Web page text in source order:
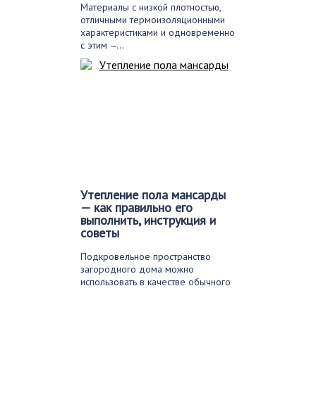
Материалы с низкой плотностью,
отличными термоизоляционными
характеристиками и одновременно
с этим —…
Утепление пола мансарды
— как правильно его
выполнить, инструкция и
советы
Подкровельное пространство
загородного дома можно
использовать в качестве обычного